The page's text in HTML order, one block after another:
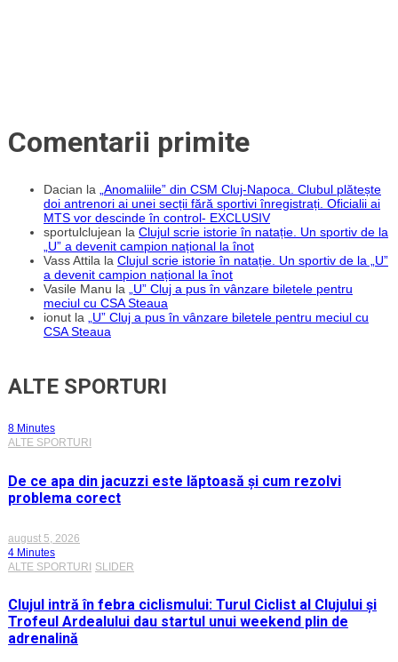
Comentarii primite
Dacian la „Anomaliile” din CSM Cluj-Napoca. Clubul plătește
doi antrenori ai unei secții fără sportivi înregistrați. Oficialii ai
MTS vor descinde în control- EXCLUSIV
sportulclujean la Clujul scrie istorie în natație. Un sportiv de la
„U” a devenit campion național la înot
Vass Attila la Clujul scrie istorie în natație. Un sportiv de la „U”
a devenit campion național la înot
Vasile Manu la „U” Cluj a pus în vânzare biletele pentru
meciul cu CSA Steaua
ionut la „U” Cluj a pus în vânzare biletele pentru meciul cu
CSA Steaua
ALTE SPORTURI
8 Minutes
ALTE SPORTURI
De ce apa din jacuzzi este lăptoasă și cum rezolvi
problema corect
august 5, 2026
4 Minutes
ALTE SPORTURI SLIDER
Clujul intră în febra ciclismului: Turul Ciclist al Clujului și
Trofeul Ardealului dau startul unui weekend plin de
adrenalină